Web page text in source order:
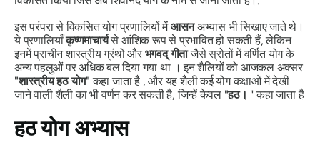
इस परंपरा से विकसित योग प्रणालियों मेंआसनअभ्यास भी सिखाए जाते थे।
ये प्रणालियाँकृष्णमाचार्यसे आंशिक रूप से प्रभावित हो सकती हैं, लेकिन
इनमें प्राचीन शास्त्रीय ग्रंथों और भगवद् गीताजैसे स्रोतों में वर्णित योग के
अन्य पहलुओं पर अधिक बल दिया गया था । इन शैलियों को आजकल अक्सर
"शास्त्रीयहठयोग" कहा जाता है , और यह शैली कई योग कक्षाओं में देखी
जाने वाली शैली का भी वर्णन कर सकती है, जिन्हें केवल "हठ। " कहा जाता है
हठयोगअभ्यास